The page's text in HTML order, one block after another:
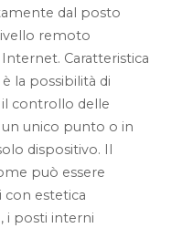
dal posto
remoto
Caratteristica
la possibilità di
il controllo delle
unico punto o in
dispositivo. Il
può essere
con estetica
i posti interni